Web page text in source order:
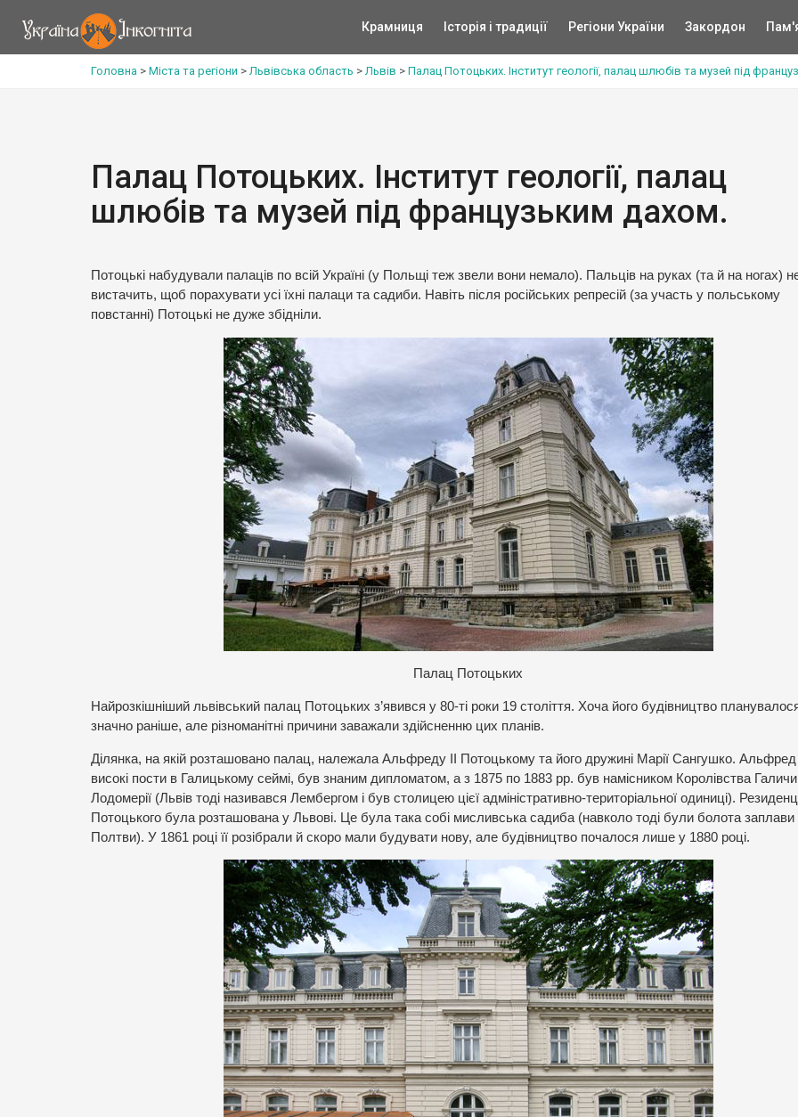
Крамниця Історія і традиції Регіони України Закордон
Головна > Міста та регіони >Львівська область >Львів > Палац Потоцьких. Інститут геології, палац шлюбів та музей під
Палац Потоцьких. Інститут геології, палац
шлюбів та музей під французьким дахом.
Потоцькі набудували палаців по всій Україні (у Польщі теж звели вони немало). Пальців на руках (та й на ногах)
вистачить, щоб порахувати усі їхні палаци та садиби. Навіть після російських репресій (за участь у польському
повстанні) Потоцькі не дуже збідніли.
Палац Потоцьких
Найрозкішніший львівський палац Потоцьких з’явився у 80-ті роки 19 століття. Хоча його будівництво
значно раніше, але різноманітні причини заважали здійсненню цих планів.
Ділянка, на якій розташовано палац, належала Альфреду ІІ Потоцькому та його дружині Марії Сангушко.
високі пости в Галицькому сеймі, був знаним дипломатом, а з 1875 по 1883 рр. був намісником Королівства
Лодомерії (Львів тоді називався Лембергом і був столицею цієї адміністративно-територіальної одиниці).
Потоцького була розташована у Львові. Це була така собі мисливська садиба (навколо тоді були болота заплави
Полтви). У 1861 році її розібрали й скоро мали будувати нову, але будівництво почалося лише у 1880 році.